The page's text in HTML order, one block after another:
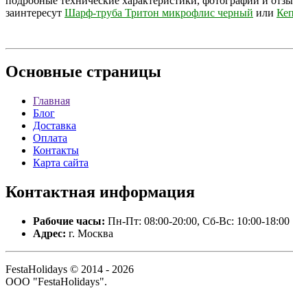
заинтересут Шарф-труба Тритон микрофлис черный или
Основные страницы
Главная
Блог
Доставка
Оплата
Контакты
Карта сайта
Контактная информация
Рабочие часы: Пн-Пт: 08:00-20:00, Сб-Вс: 10:00-18:00
Адрес: г. Москва
FestaHolidays © 2014 - 2026
ООО "FestaHolidays".